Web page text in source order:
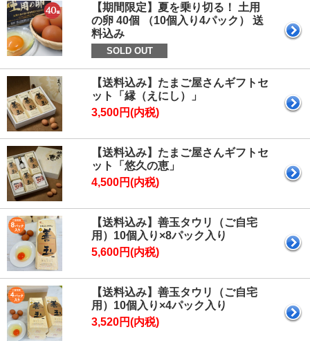
【期間限定】夏を乗り切る！ 土用
の卵 40個 （10個入り4パック） 送
料込み
SOLD OUT
【送料込み】たまご屋さんギフトセ
ット「縁（えにし）」
3,500円(内税)
【送料込み】たまご屋さんギフトセ
ット「悠久の恵」
4,500円(内税)
【送料込み】善玉タウリ（ご自宅
用）10個入り×8パック入り
5,600円(内税)
【送料込み】善玉タウリ（ご自宅
用）10個入り×4パック入り
3,520円(内税)